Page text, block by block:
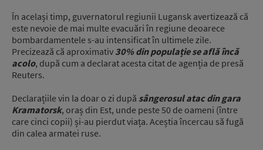
În același timp, guvernatorul regiunii Lugansk avertizează că
este nevoie de mai multe evacuări în regiune deoarece
bombardamentele s-au intensificat în ultimele zile.
Precizează că aproximativ 30% din populație se află încă
acolo, după cum a declarat acesta citat de agenția de presă
Reuters.
Declarațiile vin la doar o zi după sângerosul atac din gara
Kramatorsk, oraș din Est, unde peste 50 de oameni (între
care cinci copii) și-au pierdut viața. Aceștia încercau să fugă
din calea armatei ruse.